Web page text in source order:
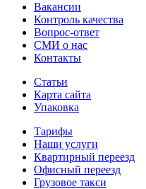
Вакансии
Контроль качества
Вопрос-ответ
СМИ о нас
Контакты
Статьи
Карта сайта
Упаковка
Тарифы
Наши услуги
Квартирный переезд
Офисный переезд
Грузовое такси